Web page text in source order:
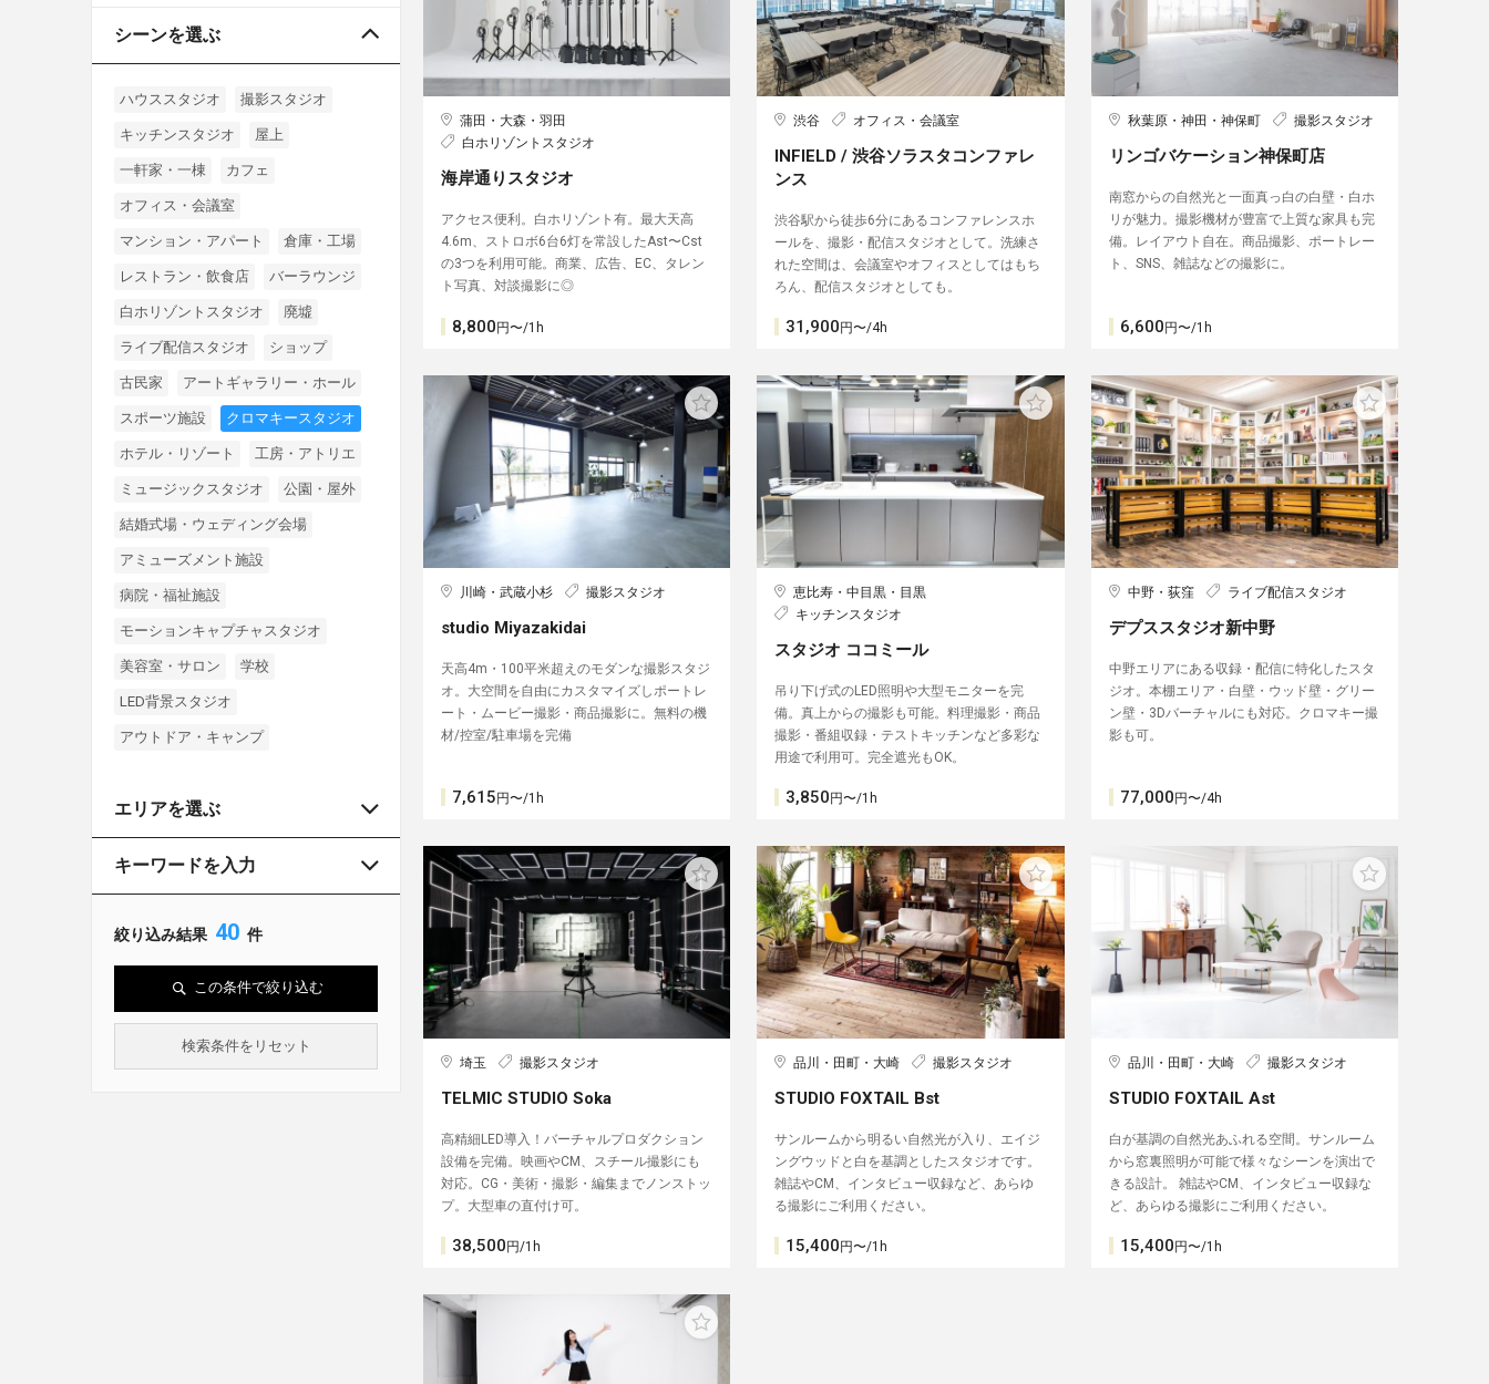
蒲田・大森・羽田
白ホリゾントスタジオ
海岸通りスタジオ
アクセス便利。白ホリゾント有。最大天高
4.6m、ストロボ6台6灯を常設したAst〜Cst
の3つを利用可能。商業、広告、EC、タレン
ト写真、対談撮影に◎
8,800 円〜/1h
渋谷 オフィス・会議室
INFIELD / 渋谷ソラスタコンファレ
ンス
渋谷駅から徒歩6分にあるコンファレンスホ
ールを、撮影・配信スタジオとして。洗練さ
れた空間は、会議室やオフィスとしてはもち
ろん、配信スタジオとしても。
31,900 円〜/4h
秋葉原・神田・神保町 撮影スタジオ
リンゴバケーション神保町店
南窓からの自然光と一面真っ白の白壁・白ホ
リが魅力。撮影機材が豊富で上質な家具も完
備。レイアウト自在。商品撮影、ポートレー
ト、SNS、雑誌などの撮影に。
6,600 円〜/1h
川崎・武蔵小杉 撮影スタジオ
studio Miyazakidai
天高4m・100平米超えのモダンな撮影スタジ
オ。大空間を自由にカスタマイズしポートレ
ート・ムービー撮影・商品撮影に。無料の機
材/控室/駐車場を完備
7,615 円〜/1h
恵比寿・中目黒・目黒
キッチンスタジオ
スタジオ ココミール
吊り下げ式のLED照明や大型モニターを完
備。真上からの撮影も可能。料理撮影・商品
撮影・番組収録・テストキッチンなど多彩な
用途で利用可。完全遮光もOK。
3,850 円〜/1h
中野・荻窪 ライブ配信スタジオ
デプススタジオ新中野
中野エリアにある収録・配信に特化したスタ
ジオ。本棚エリア・白壁・ウッド壁・グリー
ン壁・3Dバーチャルにも対応。クロマキー撮
影も可。
77,000 円〜/4h
埼玉 撮影スタジオ
TELMIC STUDIO Soka
高精細LED導入！バーチャルプロダクション
設備を完備。映画やCM、スチール撮影にも
対応。CG・美術・撮影・編集までノンストッ
プ。大型車の直付け可。
38,500 円/1h
品川・田町・大崎 撮影スタジオ
STUDIO FOXTAIL Bst
サンルームから明るい自然光が入り、エイジ
ングウッドと白を基調としたスタジオです。
雑誌やCM、インタビュー収録など、あらゆ
る撮影にご利用ください。
15,400 円〜/1h
品川・田町・大崎 撮影スタジオ
STUDIO FOXTAIL Ast
白が基調の自然光あふれる空間。サンルーム
から窓裏照明が可能で様々なシーンを演出で
きる設計。 雑誌やCM、インタビュー収録な
ど、あらゆる撮影にご利用ください。
15,400 円〜/1h
シーンを選ぶ
ハウススタジオ 撮影スタジオ
キッチンスタジオ 屋上
一軒家・一棟 カフェ
オフィス・会議室
マンション・アパート 倉庫・工場
レストラン・飲食店 バーラウンジ
白ホリゾントスタジオ 廃墟
ライブ配信スタジオ ショップ
古民家 アートギャラリー・ホール
スポーツ施設 クロマキースタジオ
ホテル・リゾート 工房・アトリエ
ミュージックスタジオ 公園・屋外
結婚式場・ウェディング会場
アミューズメント施設
病院・福祉施設
モーションキャプチャスタジオ
美容室・サロン 学校
LED背景スタジオ
アウトドア・キャンプ
エリアを選ぶ
キーワードを入力
絞り込み結果 40 件
この条件で絞り込む
検索条件をリセット